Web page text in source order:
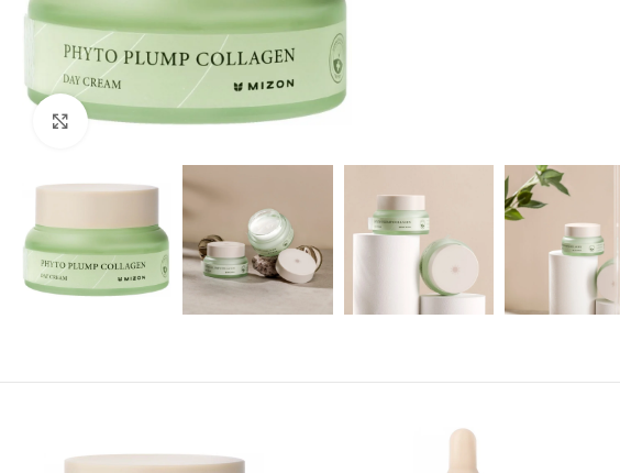
Spustelėkite norėdami padidinti